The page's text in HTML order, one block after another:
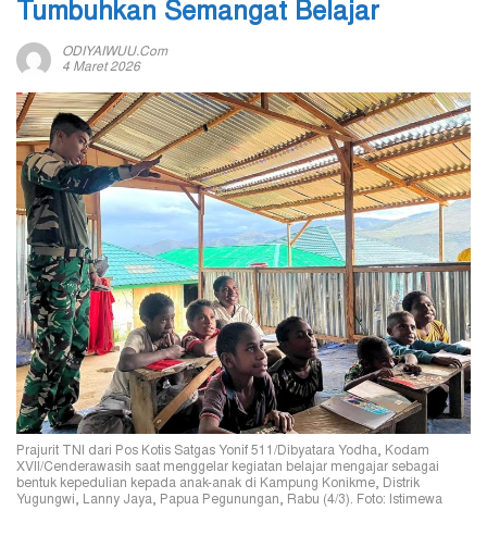
Tumbuhkan Semangat Belajar
ODIYAIWUU.com
4 Maret 2026
Prajurit TNI dari Pos Kotis Satgas Yonif 511/Dibyatara Yodha, Kodam
XVII/Cenderawasih saat menggelar kegiatan belajar mengajar sebagai
bentuk kepedulian kepada anak-anak di Kampung Konikme, Distrik
Yugungwi, Lanny Jaya, Papua Pegunungan, Rabu (4/3). Foto: Istimewa